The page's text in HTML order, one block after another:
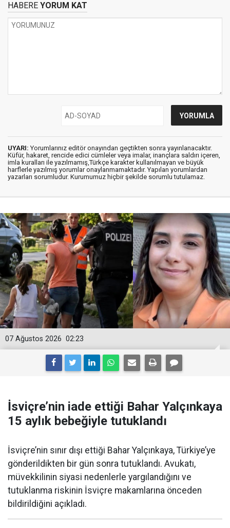
HABERE YORUM KAT
UYARI: Yorumlarınız editör onayından geçtikten sonra yayınlanacaktır.
Küfür, hakaret, rencide edici cümleler veya imalar, inançlara saldırı içeren,
imla kuralları ile yazılmamış,Türkçe karakter kullanılmayan ve büyük
harflerle yazılmış yorumlar onaylanmamaktadır. Yapılan yorumlardan
yazarları sorumludur. Kurumumuz hiçbir şekilde sorumlu tutulamaz.
02:23
07 Ağustos 2026
İsviçre’nin iade ettiği Bahar Yalçınkaya
15 aylık bebeğiyle tutuklandı
İsviçre’nin sınır dışı ettiği Bahar Yalçınkaya, Türkiye’ye
gönderildikten bir gün sonra tutuklandı. Avukatı,
müvekkilinin siyasi nedenlerle yargılandığını ve
tutuklanma riskinin İsviçre makamlarına önceden
bildirildiğini açıkladı.